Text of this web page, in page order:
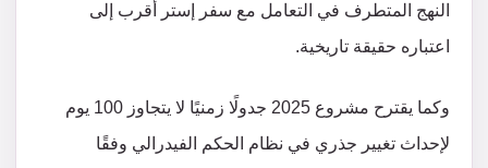
النهج المتطرف في التعامل مع سفر إستر أقرب إلى
اعتباره حقيقة تاريخية.
وكما يقترح مشروع 2025 جدولًا زمنيًا لا يتجاوز 100 يوم
لإحداث تغيير جذري في نظام الحكم الفيدرالي وفقًا